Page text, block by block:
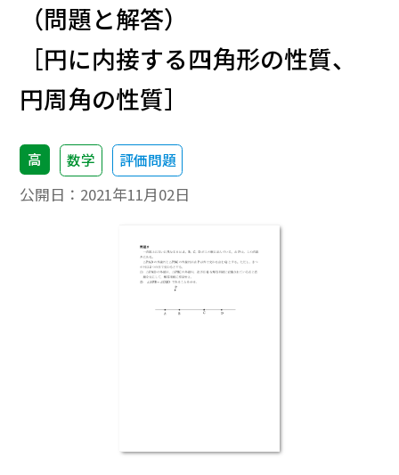
（問題と解答）
［円に内接する四角形の性質、
円周角の性質］
高 数学 評価問題
公開日： 2021年11月02日